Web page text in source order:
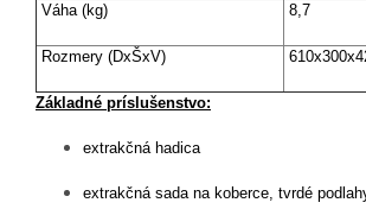
Váha (kg) 8,7
Rozmery (DxŠxV)
Základné príslušenstvo:
extrakčná hadica
extrakčná sada na koberce, tvrdé